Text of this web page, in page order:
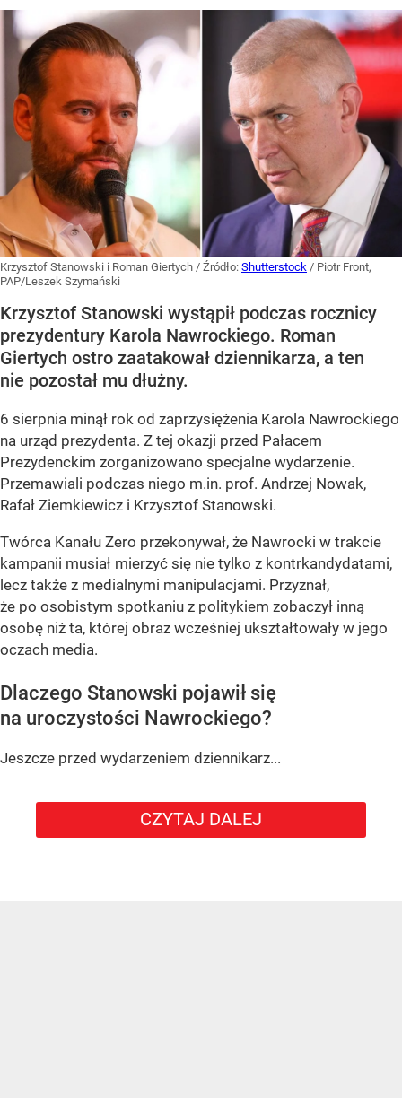
Krzysztof Stanowski i Roman Giertych / Źródło: Shutterstock / Piotr Front,
PAP/Leszek Szymański
Krzysztof Stanowski wystąpił podczas rocznicy
prezydentury Karola Nawrockiego. Roman
Giertych ostro zaatakował dziennikarza, a ten
nie pozostał mu dłużny.
6 sierpnia minął rok od zaprzysiężenia Karola Nawrockiego
na urząd prezydenta. Z tej okazji przed Pałacem
Prezydenckim zorganizowano specjalne wydarzenie.
Przemawiali podczas niego m.in. prof. Andrzej Nowak,
Rafał Ziemkiewicz i Krzysztof Stanowski.
Twórca Kanału Zero przekonywał, że Nawrocki w trakcie
kampanii musiał mierzyć się nie tylko z kontrkandydatami,
lecz także z medialnymi manipulacjami. Przyznał,
że po osobistym spotkaniu z politykiem zobaczył inną
osobę niż ta, której obraz wcześniej ukształtowały w jego
oczach media.
Dlaczego Stanowski pojawił się
na uroczystości Nawrockiego?
Jeszcze przed wydarzeniem dziennikarz...
CZYTAJ DALEJ